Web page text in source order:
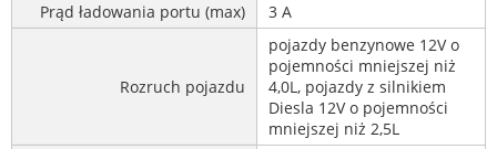
Prąd ładowania portu (max)
3 A
Rozruch pojazdu
pojazdy benzynowe 12V o
pojemności mniejszej niż
4,0L, pojazdy z silnikiem
Diesla 12V o pojemności
mniejszej niż 2,5L